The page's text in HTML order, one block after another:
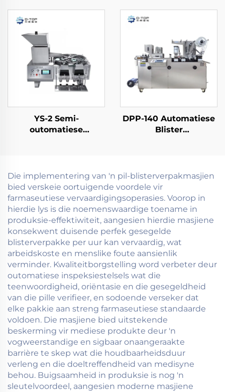
YS-2 Semi-
outomatiese
DPP-140 Automatiese
Blister
Die implementering van 'n pil-blisterverpakmasjien
bied verskeie oortuigende voordele vir
farmaseutiese vervaardigingsoperasies. Voorop in
hierdie lys is die noemenswaardige toename in
produksie-effektiwiteit, aangesien hierdie masjiene
konsekwent duisende perfek gesegelde
blisterverpakke per uur kan vervaardig, wat
arbeidskoste en menslike foute aansienlik
verminder. Kwaliteitborgstelling word verbeter deur
outomatiese inspeksiestelsels wat die
teenwoordigheid, oriëntasie en die gesegeldheid
van die pille verifieer, en sodoende verseker dat
elke pakkie aan streng farmaseutiese standaarde
voldoen. Die masjiene bied uitstekende
beskerming vir mediese produkte deur 'n
vogweerstandige en sigbaar onaangeraakte
barrière te skep wat die houdbaarheidsduur
verleng en die doeltreffendheid van medisyne
behou. Buigsaamheid in produksie is nog 'n
sleutelvoordeel, aangesien moderne masjiene